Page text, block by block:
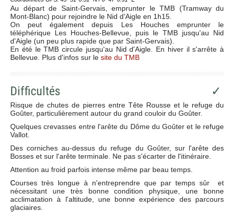
Au départ de Saint-Gervais, emprunter le TMB (Tramway du
Mont-Blanc) pour rejoindre le Nid d'Aigle en 1h15.
On peut également depuis Les Houches emprunter le
téléphérique Les Houches-Bellevue, puis le TMB jusqu'au Nid
d'Aigle (un peu plus rapide que par Saint-Gervais).
En été le TMB circule jusqu'au Nid d'Aigle. En hiver il s'arrête à
Bellevue. Plus d'infos sur le site du TMB
Difficultés ✓
Risque de chutes de pierres entre Tête Rousse et le refuge du
Goûter, particulièrement autour du grand couloir du Goûter.
Quelques crevasses entre l'arête du Dôme du Goûter et le refuge
Vallot.
Des corniches au-dessus du refuge du Goûter, sur l'arête des
Bosses et sur l'arête terminale. Ne pas s'écarter de l'itinéraire.
Attention au froid parfois intense même par beau temps.
Courses très longue à n'entreprendre que par temps sûr et
nécessitant une très bonne condition physique, une bonne
acclimatation à l'altitude, une bonne expérience des parcours
glaciaires.